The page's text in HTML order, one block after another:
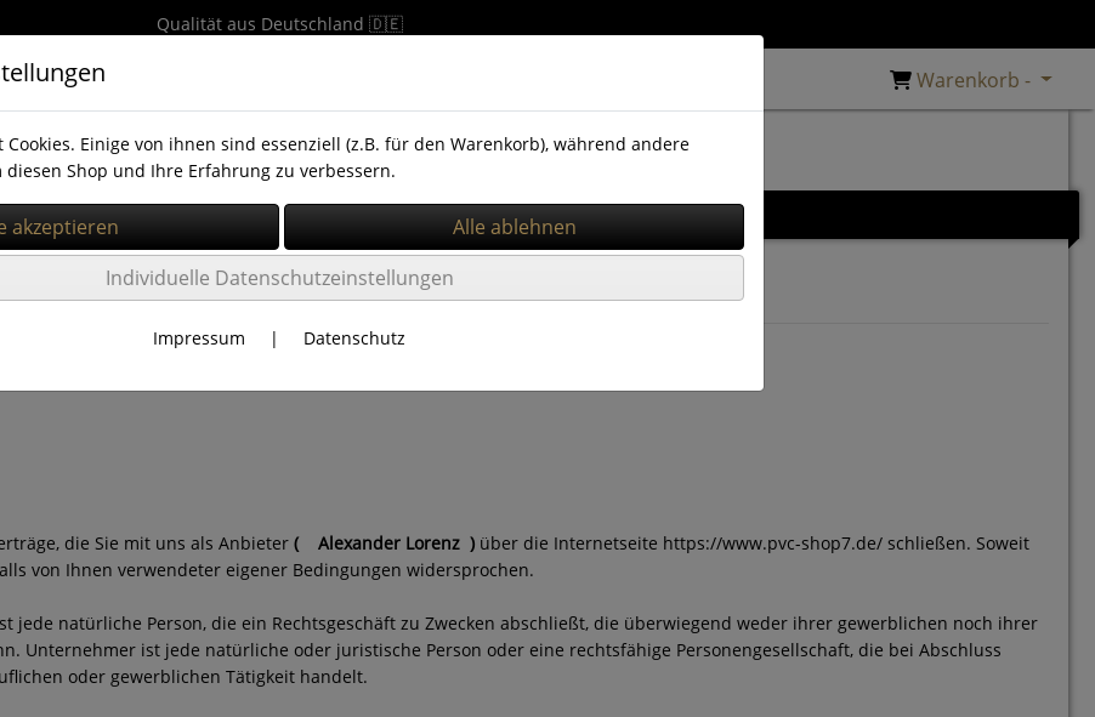
Qualität aus Deutschland 🇩🇪
Warenkorb -
PVC Vorhang 2x200mm PVC Vorhang 3x300mm
die Sie mit uns als Anbieter ( Alexander Lorenz ) über die Internetseite https://www.pvc-shop7.de/ schließen. Soweit
von Ihnen verwendeter eigener Bedingungen widersprochen.
jede natürliche Person, die ein Rechtsgeschäft zu Zwecken abschließt, die überwiegend weder ihrer gewerblichen noch ihrer
Unternehmer ist jede natürliche oder juristische Person oder eine rechtsfähige Personengesellschaft, die bei Abschluss
oder gewerblichen Tätigkeit handelt.
Cookies. Einige von ihnen sind essenziell (z.B. für den Warenkorb), während andere
Shop und Ihre Erfahrung zu verbessern.
Individuelle Datenschutzeinstellungen
Impressum | Datenschutz